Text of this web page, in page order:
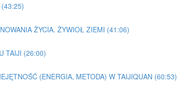
ŻYCIA. ŻYWIOŁ ZIEMI (41:06)
TAIJI (26:00)
(ENERGIA, METODA) W TAIJIQUAN (60:53)